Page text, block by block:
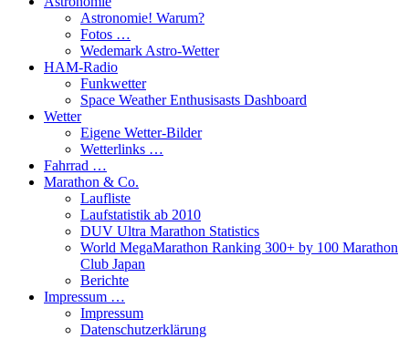
Astronomie! Warum?
Fotos …
Wedemark Astro-Wetter
HAM-Radio
Funkwetter
Space Weather Enthusisasts Dashboard
Wetter
Eigene Wetter-Bilder
Wetterlinks …
Fahrrad …
Marathon & Co.
Laufliste
Laufstatistik ab 2010
DUV Ultra Marathon Statistics
World MegaMarathon Ranking 300+ by 100 Marathon
Club Japan
Berichte
Impressum …
Impressum
Datenschutzerklärung